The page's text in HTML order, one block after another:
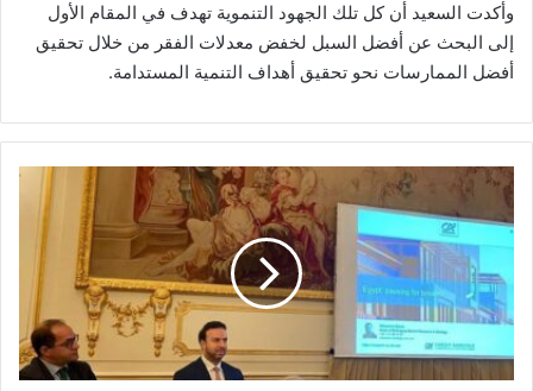
وأكدت السعيد أن كل تلك الجهود التنموية تهدف في المقام الأول
إلى البحث عن أفضل السبل لخفض معدلات الفقر من خلال تحقيق
أفضل الممارسات نحو تحقيق أهداف التنمية المستدامة.
كوجك
بباريس:
«الرخصة
الذهبية»
و«وثيقة
سياسة
ملكية
الدولة»
و«الطروحات»